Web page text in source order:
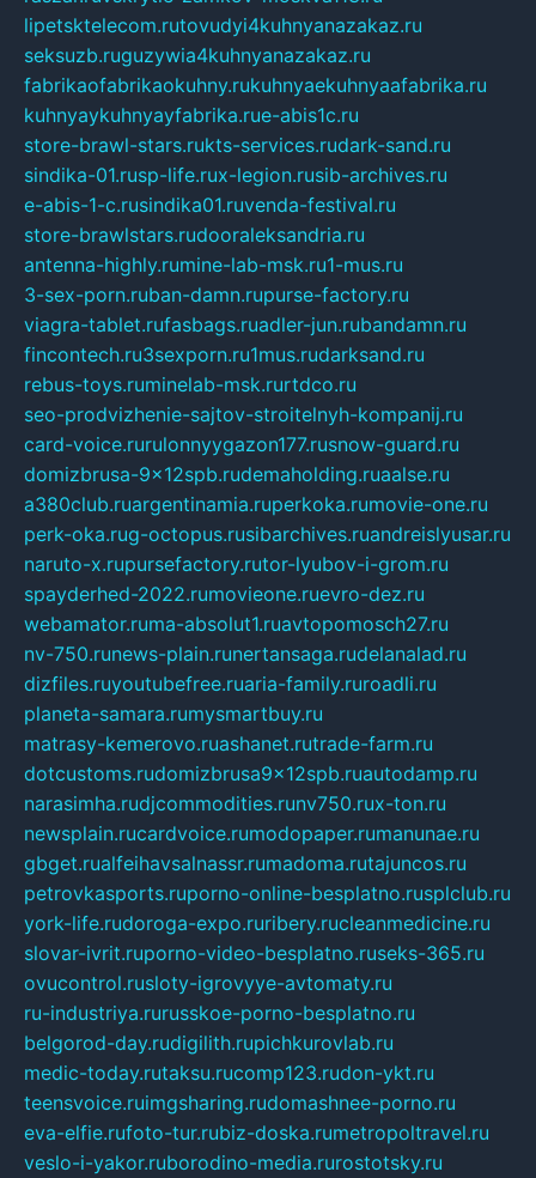
lipetsktelecom.rutovudyi4kuhnyanazakaz.ru
seksuzb.ruguzywia4kuhnyanazakaz.ru
fabrikaofabrikaokuhny.rukuhnyaekuhnyaafabrika.ru
kuhnyaykuhnyayfabrika.rue-abis1c.ru
store-brawl-stars.rukts-services.rudark-sand.ru
sindika-01.rusp-life.rux-legion.rusib-archives.ru
e-abis-1-c.rusindika01.ruvenda-festival.ru
store-brawlstars.rudooraleksandria.ru
antenna-highly.rumine-lab-msk.ru1-mus.ru
3-sex-porn.ruban-damn.rupurse-factory.ru
viagra-tablet.rufasbags.ruadler-jun.rubandamn.ru
fincontech.ru3sexporn.ru1mus.rudarksand.ru
rebus-toys.ruminelab-msk.rurtdco.ru
seo-prodvizhenie-sajtov-stroitelnyh-kompanij.ru
card-voice.rurulonnyygazon177.rusnow-guard.ru
domizbrusa-9x12spb.rudemaholding.ruaalse.ru
a380club.ruargentinamia.ruperkoka.rumovie-one.ru
perk-oka.rug-octopus.rusibarchives.ruandreislyusar.ru
naruto-x.rupursefactory.rutor-lyubov-i-grom.ru
spayderhed-2022.rumovieone.ruevro-dez.ru
webamator.ruma-absolut1.ruavtopomosch27.ru
nv-750.runews-plain.runertansaga.rudelanalad.ru
dizfiles.ruyoutubefree.ruaria-family.ruroadli.ru
planeta-samara.rumysmartbuy.ru
matrasy-kemerovo.ruashanet.rutrade-farm.ru
dotcustoms.rudomizbrusa9x12spb.ruautodamp.ru
narasimha.rudjcommodities.runv750.rux-ton.ru
newsplain.rucardvoice.rumodopaper.rumanunae.ru
gbget.rualfeihavsalnassr.rumadoma.rutajuncos.ru
petrovkasports.ruporno-online-besplatno.rusplclub.ru
york-life.rudoroga-expo.ruribery.rucleanmedicine.ru
slovar-ivrit.ruporno-video-besplatno.ruseks-365.ru
ovucontrol.rusloty-igrovyye-avtomaty.ru
ru-industriya.rurusskoe-porno-besplatno.ru
belgorod-day.rudigilith.rupichkurovlab.ru
medic-today.rutaksu.rucomp123.rudon-ykt.ru
teensvoice.ruimgsharing.rudomashnee-porno.ru
eva-elfie.rufoto-tur.rubiz-doska.rumetropoltravel.ru
veslo-i-yakor.ruborodino-media.rurostotsky.ru